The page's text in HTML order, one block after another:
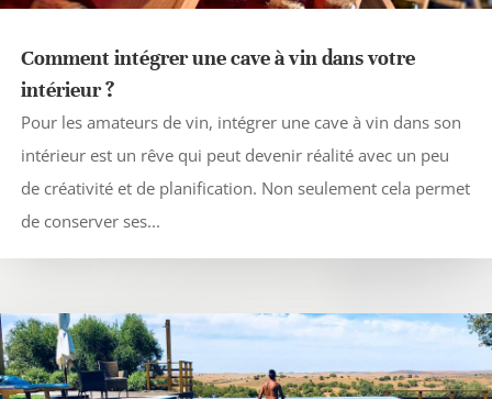
Comment intégrer une cave à vin dans votre
intérieur ?
Pour les amateurs de vin, intégrer une cave à vin dans son
intérieur est un rêve qui peut devenir réalité avec un peu
de créativité et de planification. Non seulement cela permet
de conserver ses...